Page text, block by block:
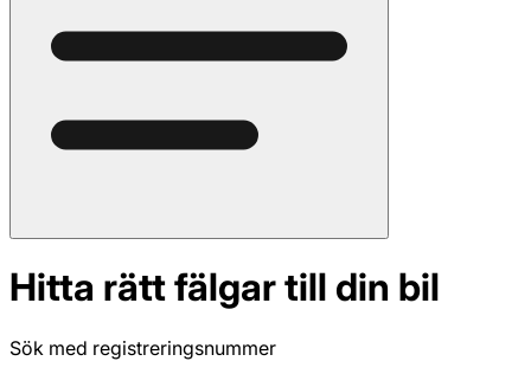
Hitta rätt fälgar till din bil
Sök med registreringsnummer